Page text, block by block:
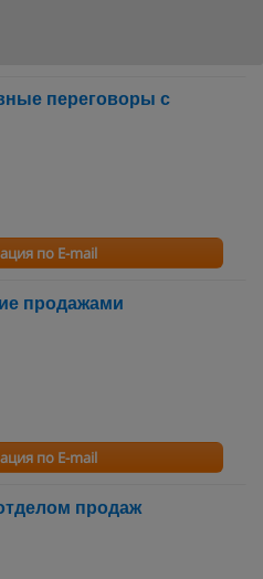
переговоры с
по E-mail
продажами
по E-mail
продаж